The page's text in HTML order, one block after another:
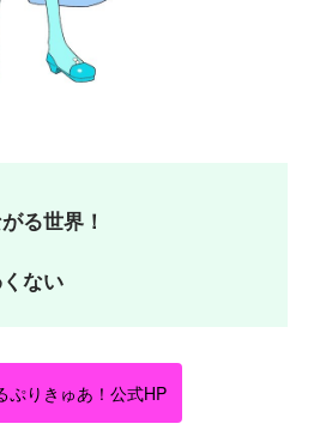
る世界！
ない
ぷりきゅあ！公式HP